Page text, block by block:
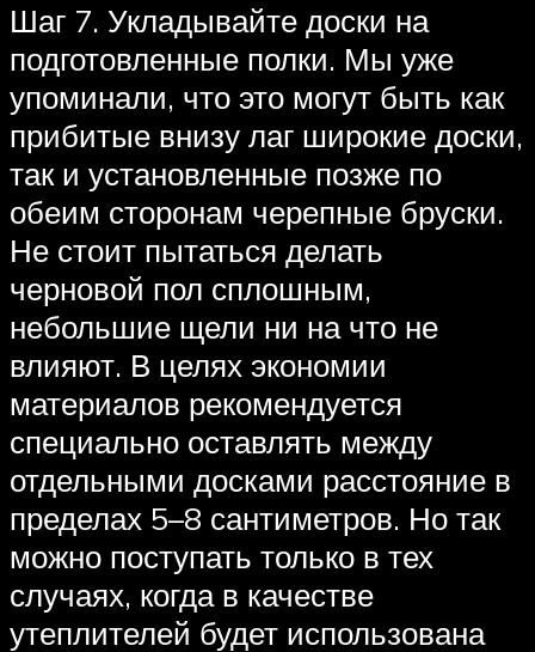
Шаг 7. Укладывайте доски на
подготовленные полки. Мы уже
упоминали, что это могут быть как
прибитые внизу лаг широкие доски,
так и установленные позже по
обеим сторонам черепные бруски.
Не стоит пытаться делать
черновой пол сплошным,
небольшие щели ни на что не
влияют. В целях экономии
материалов рекомендуется
специально оставлять между
отдельными досками расстояние в
пределах 5–8 сантиметров. Но так
можно поступать только в тех
случаях, когда в качестве
утеплителей будет использована